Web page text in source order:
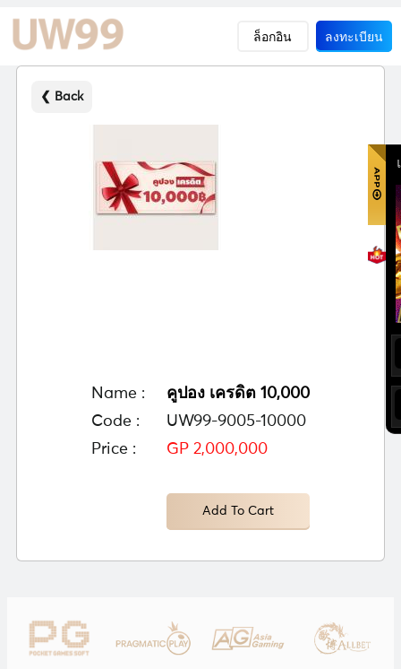
ล็อกอิน ลงทะเบียน
❮ Back
Name :
คูปอง เครดิต 10,000
Code :
UW99-9005-10000
Price :
GP 2,000,000
Add To Cart